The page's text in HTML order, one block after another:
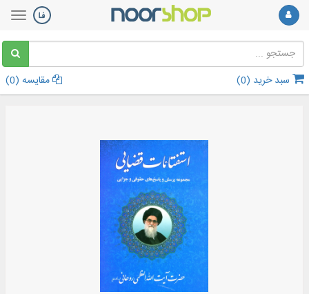
سبد خرید (0
) مقایسه (0
)